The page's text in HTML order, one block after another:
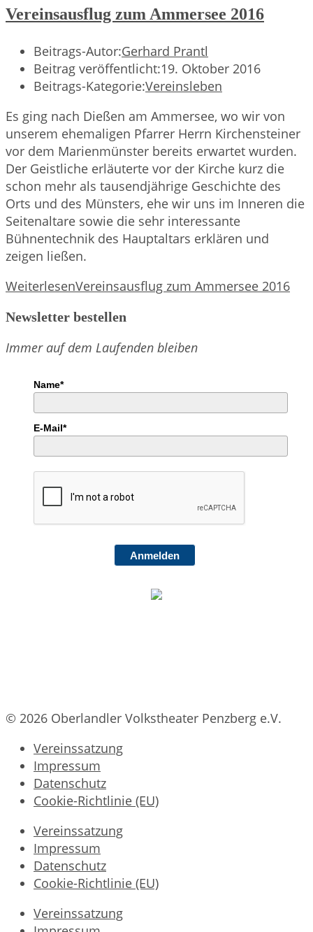
Vereinsausflug zum Ammersee 2016
Beitrags-Autor:Gerhard Prantl
Beitrag veröffentlicht:19. Oktober 2016
Beitrags-Kategorie:Vereinsleben
Es ging nach Dießen am Ammersee, wo wir von
unserem ehemaligen Pfarrer Herrn Kirchensteiner
vor dem Marienmünster bereits erwartet wurden.
Der Geistliche erläuterte vor der Kirche kurz die
schon mehr als tausendjährige Geschichte des
Orts und des Münsters, ehe wir uns im Inneren die
Seitenaltare sowie die sehr interessante
Bühnentechnik des Hauptaltars erklären und
zeigen ließen.
WeiterlesenVereinsausflug zum Ammersee 2016
Newsletter bestellen
Immer auf dem Laufenden bleiben
Name*
E-Mail*
Anmelden
© 2026 Oberlandler Volkstheater Penzberg e.V.
Vereinssatzung
Impressum
Datenschutz
Cookie-Richtlinie (EU)
Vereinssatzung
Impressum
Datenschutz
Cookie-Richtlinie (EU)
Vereinssatzung